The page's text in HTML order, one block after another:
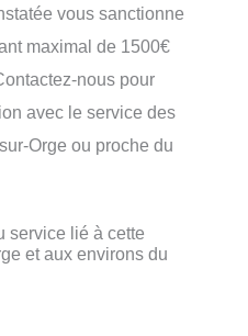
vous sanctionne
maximal de 1500€
nous pour
avec le service des
Orge ou proche du
service lié à cette
et aux environs du